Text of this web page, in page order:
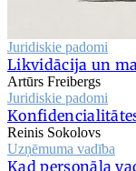
Juridiskie padomi
Likvidācija un
Artūrs Freibergs
Juridiskie padomi
Reinis Sokolovs
Uzņēmuma vadība
Kad personāla